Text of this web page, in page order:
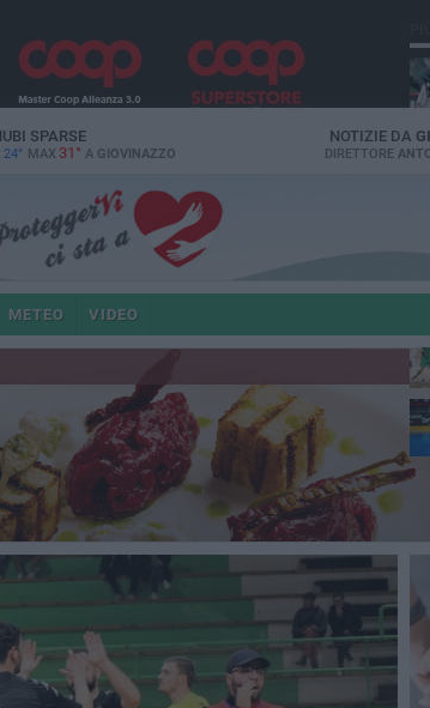
SPARSE
24° MAX 31° A GIOVINAZZO
NOTIZIE DA
DIRETTORE
METEO VIDEO